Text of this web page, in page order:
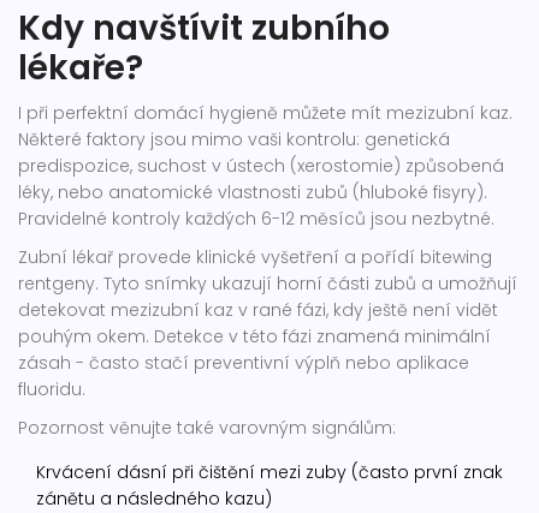
Kdy navštívit zubního
lékaře?
I při perfektní domácí hygieně můžete mít mezizubní kaz.
Některé faktory jsou mimo vaši kontrolu: genetická
predispozice, suchost v ústech (xerostomie) způsobená
léky, nebo anatomické vlastnosti zubů (hluboké fisyry).
Pravidelné kontroly každých 6-12 měsíců jsou nezbytné.
Zubní lékař provede klinické vyšetření a pořídí bitewing
rentgeny. Tyto snímky ukazují horní části zubů a umožňují
detekovat mezizubní kaz v rané fázi, kdy ještě není vidět
pouhým okem. Detekce v této fázi znamená minimální
zásah - často stačí preventivní výplň nebo aplikace
fluoridu.
Pozornost věnujte také varovným signálům:
Krvácení dásní při čištění mezi zuby (často první znak
zánětu a následného kazu)